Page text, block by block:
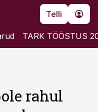
Telli
TARK TÖÖSTUS
rahul